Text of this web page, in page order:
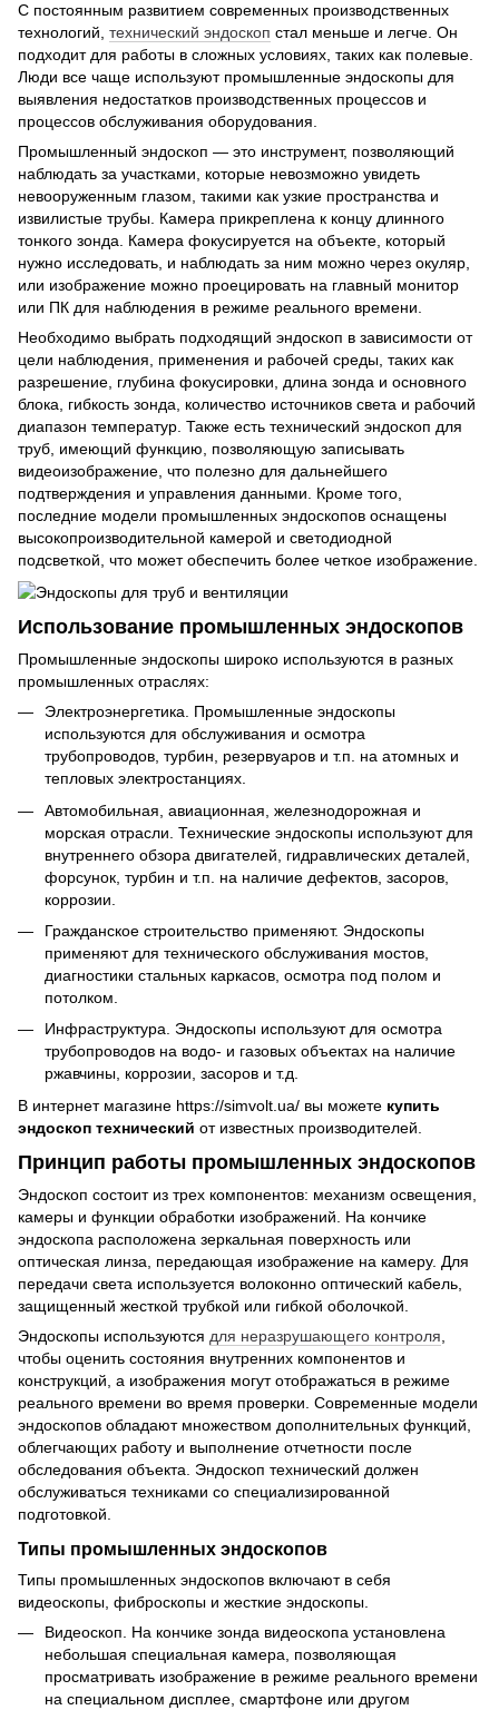
С постоянным развитием современных производственных
технологий, технический эндоскоп стал меньше и легче. Он
подходит для работы в сложных условиях, таких как полевые.
Люди все чаще используют промышленные эндоскопы для
выявления недостатков производственных процессов и
процессов обслуживания оборудования.
Промышленный эндоскоп — это инструмент, позволяющий
наблюдать за участками, которые невозможно увидеть
невооруженным глазом, такими как узкие пространства и
извилистые трубы. Камера прикреплена к концу длинного
тонкого зонда. Камера фокусируется на объекте, который
нужно исследовать, и наблюдать за ним можно через окуляр,
или изображение можно проецировать на главный монитор
или ПК для наблюдения в режиме реального времени.
Необходимо выбрать подходящий эндоскоп в зависимости от
цели наблюдения, применения и рабочей среды, таких как
разрешение, глубина фокусировки, длина зонда и основного
блока, гибкость зонда, количество источников света и рабочий
диапазон температур. Также есть технический эндоскоп для
труб, имеющий функцию, позволяющую записывать
видеоизображение, что полезно для дальнейшего
подтверждения и управления данными. Кроме того,
последние модели промышленных эндоскопов оснащены
высокопроизводительной камерой и светодиодной
подсветкой, что может обеспечить более четкое изображение.
Использование промышленных эндоскопов
Промышленные эндоскопы широко используются в разных
промышленных отраслях:
Электроэнергетика. Промышленные эндоскопы
используются для обслуживания и осмотра
трубопроводов, турбин, резервуаров и т.п. на атомных и
тепловых электростанциях.
Автомобильная, авиационная, железнодорожная и
морская отрасли. Технические эндоскопы используют для
внутреннего обзора двигателей, гидравлических деталей,
форсунок, турбин и т.п. на наличие дефектов, засоров,
коррозии.
Гражданское строительство применяют. Эндоскопы
применяют для технического обслуживания мостов,
диагностики стальных каркасов, осмотра под полом и
потолком.
Инфраструктура. Эндоскопы используют для осмотра
трубопроводов на водо- и газовых объектах на наличие
ржавчины, коррозии, засоров и т.д.
В интернет магазине https://simvolt.ua/ вы можете купить
эндоскоп технический от известных производителей.
Принцип работы промышленных эндоскопов
Эндоскоп состоит из трех компонентов: механизм освещения,
камеры и функции обработки изображений. На кончике
эндоскопа расположена зеркальная поверхность или
оптическая линза, передающая изображение на камеру. Для
передачи света используется волоконно оптический кабель,
защищенный жесткой трубкой или гибкой оболочкой.
Эндоскопы используются для неразрушающего контроля,
чтобы оценить состояния внутренних компонентов и
конструкций, а изображения могут отображаться в режиме
реального времени во время проверки. Современные модели
эндоскопов обладают множеством дополнительных функций,
облегчающих работу и выполнение отчетности после
обследования объекта. Эндоскоп технический должен
обслуживаться техниками со специализированной
подготовкой.
Типы промышленных эндоскопов
Типы промышленных эндоскопов включают в себя
видеоскопы, фиброскопы и жесткие эндоскопы.
Видеоскоп. На кончике зонда видеоскопа установлена
небольшая специальная камера, позволяющая
просматривать изображение в режиме реального времени
на специальном дисплее, смартфоне или другом